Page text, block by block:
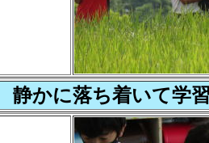
静かに落ち着いて学